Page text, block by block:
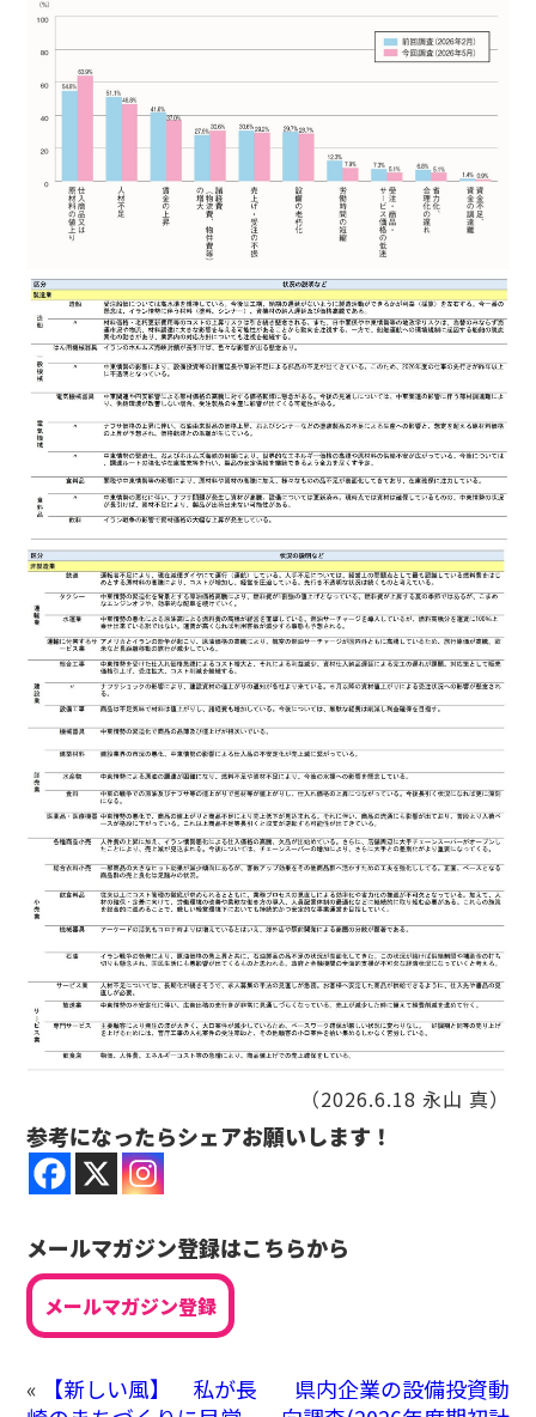
（2026.6.18 永山 真）
参考になったらシェアお願いします！
メールマガジン登録はこちらから
メールマガジン登録
«
【新しい風】 私が長
県内企業の設備投資動